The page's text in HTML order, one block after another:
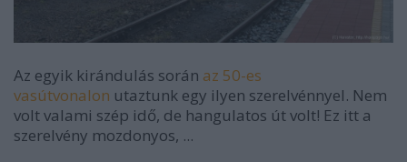
Az egyik kirándulás során az 50-es
vasútvonalon utaztunk egy ilyen szerelvénnyel. Nem
volt valami szép idő, de hangulatos út volt! Ez itt a
szerelvény mozdonyos, ...